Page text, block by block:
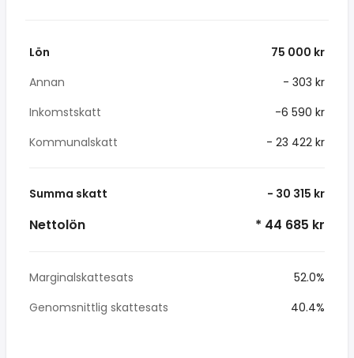
Lön
75 000 kr
Annan
- 303 kr
Inkomstskatt
-6 590 kr
Kommunalskatt
- 23 422 kr
Summa skatt - 30 315 kr
Nettolön * 44 685 kr
Marginalskattesats
52.0%
Genomsnittlig skattesats
40.4%